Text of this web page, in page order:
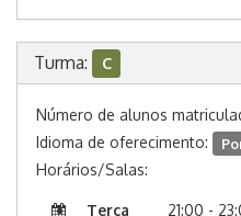
Turma: C
Número de alunos
Idioma de oferecimento:
Horários/Salas:
Terça 21:00 -